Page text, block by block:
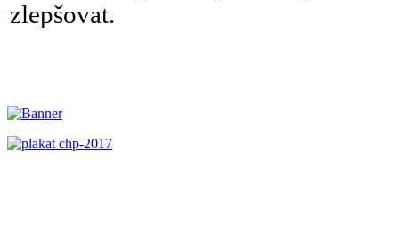
zlepšovat.